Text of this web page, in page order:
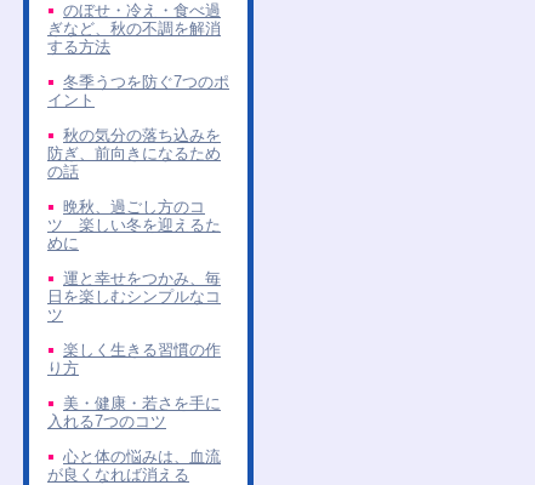
のぼせ・冷え・食べ過
ぎなど、秋の不調を解消
する方法
冬季うつを防ぐ7つのポ
イント
秋の気分の落ち込みを
防ぎ、前向きになるため
の話
晩秋、過ごし方のコ
ツ 楽しい冬を迎えるた
めに
運と幸せをつかみ、毎
日を楽しむシンプルなコ
ツ
楽しく生きる習慣の作
り方
美・健康・若さを手に
入れる7つのコツ
心と体の悩みは、血流
が良くなれば消える